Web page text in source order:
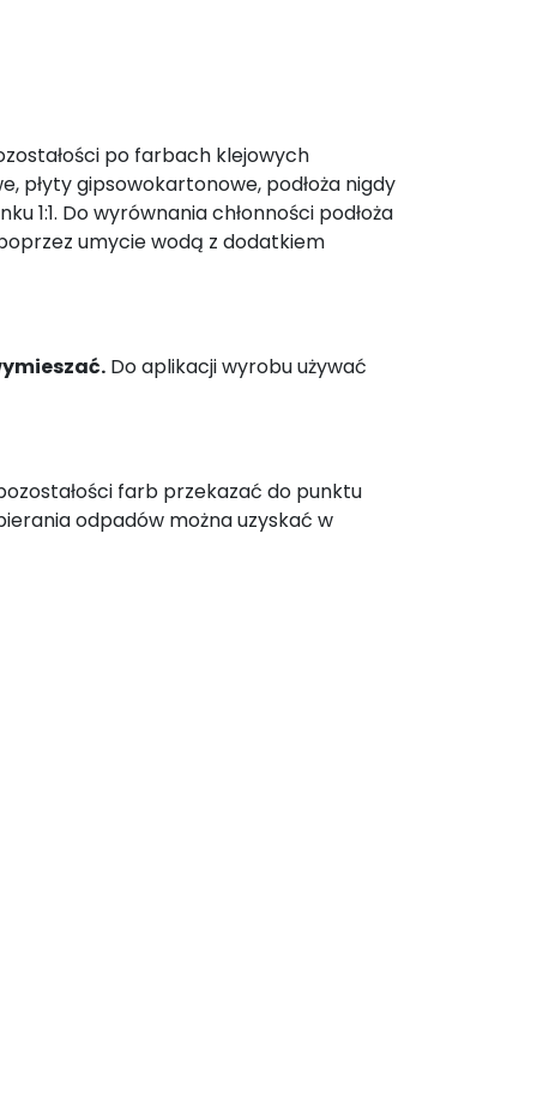
po farbach klejowych
płyty gipsowokartonowe, podłoża nigdy
1:1. Do wyrównania chłonności podłoża
umycie wodą z dodatkiem
Do aplikacji wyrobu używać
farb przekazać do punktu
odpadów można uzyskać w